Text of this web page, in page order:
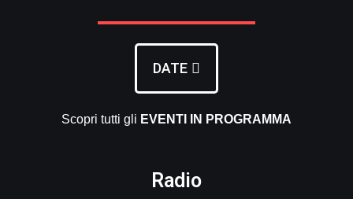
DATE
Scopri tutti gli EVENTI IN PROGRAMMA
Radio